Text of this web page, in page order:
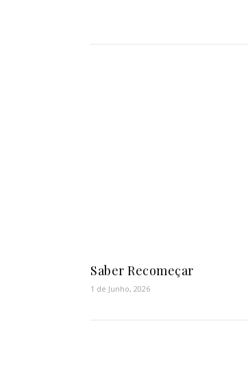
Saber Recomeçar
1 de Junho, 2026